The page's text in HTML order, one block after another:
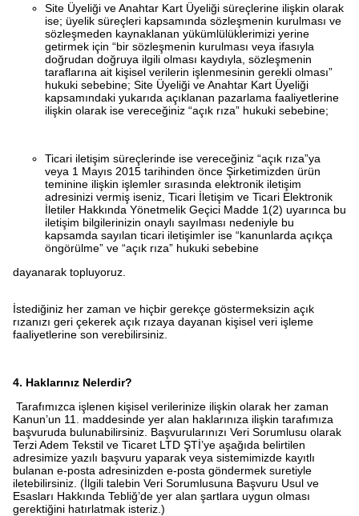
Site Üyeliği ve Anahtar Kart Üyeliği süreçlerine ilişkin olarak
ise; üyelik süreçleri kapsamında sözleşmenin kurulması ve
sözleşmeden kaynaklanan yükümlülüklerimizi yerine
getirmek için “bir sözleşmenin kurulması veya ifasıyla
doğrudan doğruya ilgili olması kaydıyla, sözleşmenin
taraflarına ait kişisel verilerin işlenmesinin gerekli olması”
hukuki sebebine; Site Üyeliği ve Anahtar Kart Üyeliği
kapsamındaki yukarıda açıklanan pazarlama faaliyetlerine
ilişkin olarak ise vereceğiniz “açık rıza” hukuki sebebine;
Ticari iletişim süreçlerinde ise vereceğiniz “açık rıza”ya
veya 1 Mayıs 2015 tarihinden önce Şirketimizden ürün
teminine ilişkin işlemler sırasında elektronik iletişim
adresinizi vermiş iseniz, Ticari İletişim ve Ticari Elektronik
İletiler Hakkında Yönetmelik Geçici Madde 1(2) uyarınca bu
iletişim bilgilerinizin onaylı sayılması nedeniyle bu
kapsamda sayılan ticari iletişimler ise “kanunlarda açıkça
öngörülme” ve “açık rıza” hukuki sebebine
dayanarak topluyoruz.
İstediğiniz her zaman ve hiçbir gerekçe göstermeksizin açık
rızanızı geri çekerek açık rızaya dayanan kişisel veri işleme
faaliyetlerine son verebilirsiniz.
4. Haklarınız Nelerdir?
Tarafımızca işlenen kişisel verilerinize ilişkin olarak her zaman
Kanun’un 11. maddesinde yer alan haklarınıza ilişkin tarafımıza
başvuruda bulunabilirsiniz. Başvurularınızı Veri Sorumlusu olarak
Terzi Adem Tekstil ve Ticaret LTD ŞTİ’ye aşağıda belirtilen
adresimize yazılı başvuru yaparak veya sistemimizde kayıtlı
bulanan e-posta adresinizden e-posta göndermek suretiyle
iletebilirsiniz. (İlgili talebin Veri Sorumlusuna Başvuru Usul ve
Esasları Hakkında Tebliğ’de yer alan şartlara uygun olması
gerektiğini hatırlatmak isteriz.)